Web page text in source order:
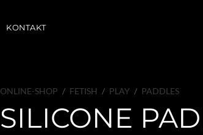
KONTAKT
ONLINE-SHOP / FETISH / PLAY / PADDLES
SILICONE